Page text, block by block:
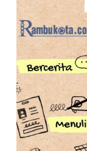
Loncat
konten